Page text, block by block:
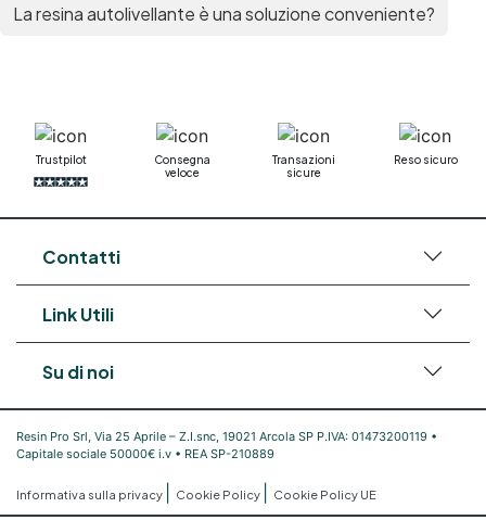
La resina autolivellante è una soluzione conveniente?
Trustpilot
Consegna
veloce
Transazioni
sicure
Reso sicuro
Contatti
Link Utili
Su di noi
Resin Pro Srl, Via 25 Aprile – Z.I.snc, 19021 Arcola SP P.IVA: 01473200119 •
Capitale sociale 50000€ i.v • REA SP-210889
Informativa sulla privacy Cookie Policy Cookie Policy UE